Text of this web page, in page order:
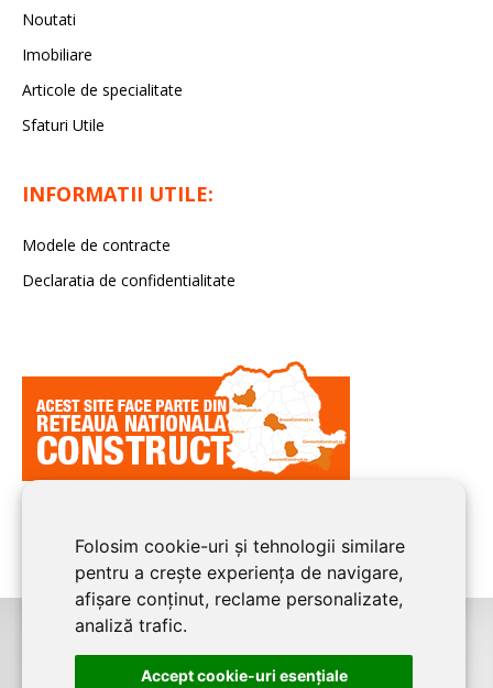
Folosim cookie-uri și tehnologii similare
pentru a crește experiența de navigare,
afișare conținut, reclame personalizate,
analiză trafic.
Accept cookie-uri esenţiale
Noutati
Imobiliare
Articole de specialitate
Sfaturi Utile
INFORMATII UTILE:
Modele de contracte
Declaratia de confidentialitate
BUCURESTI CONSTRUCTeste un serviciu de promovare online
pentru firme. Proiect digital dezvoltat deLIVE COMMUNICATIONS SRL